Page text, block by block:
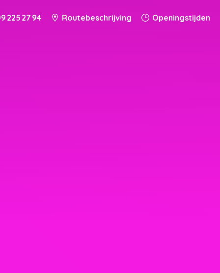
225 27 94 Routebeschrijving Openingstijden